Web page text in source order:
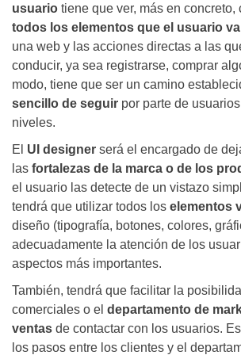
usuario tiene que ver, más en concreto,
todos los elementos que el usuario
una web y las acciones directas a las
conducir, ya sea registrarse, comprar
modo, tiene que ser un camino
sencillo de seguir por parte de
niveles.
El UI designer será el encargado de
las fortalezas de la marca o de los
el usuario las detecte de un vistazo
tendrá que utilizar todos los elementos
diseño (tipografía, botones, colores,
adecuadamente la atención de los
aspectos más importantes.
También, tendrá que facilitar la
comerciales o el departamento de
ventas de contactar con los usuarios.
los pasos entre los clientes y el